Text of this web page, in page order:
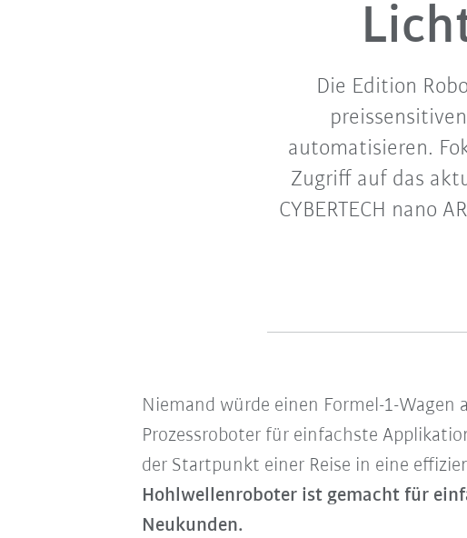
Die Edition
automatisieren.
Zugriff auf das
CYBERTECH nano
Niemand würde einen Formel-1-
Prozessroboter für einfachste
der Startpunkt einer Reise in eine
Hohlwellenroboter ist gemacht für
Neukunden.